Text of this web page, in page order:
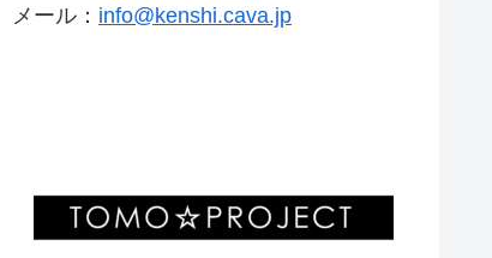
メール： info@kenshi.cava.jp